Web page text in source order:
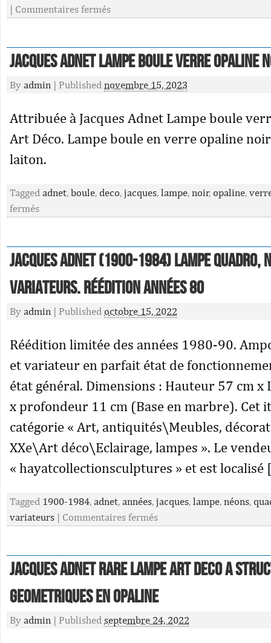
| Commentaires fermés
Jacques Adnet Lampe boule verre opaline
By admin | Published novembre 15, 2023
Attribuée à Jacques Adnet Lampe boule
Art Déco. Lampe boule en verre opaline
laiton.
Tagged adnet, boule, deco, jacques, lampe, noir, opaline,
fermés
Jacques ADNET (1900-1984) Lampe Quadro,
variateurs. Réédition années 80
By admin | Published octobre 15, 2022
Réédition limitée des années 1980-90.
et variateur en parfait état de
état général. Dimensions : Hauteur 57 cm x
x profondeur 11 cm (Base en marbre). Cet
catégorie « Art, antiquités\Meubles,
XXe\Art déco\Eclairage, lampes ». Le
« hayatcollectionsculptures » et est
Tagged 1900-1984, adnet, années, jacques, lampe, néons,
variateurs | Commentaires fermés
Jacques Adnet Rare Lampe Art Deco A
Geometriques En Opaline
By admin | Published septembre 24, 2022